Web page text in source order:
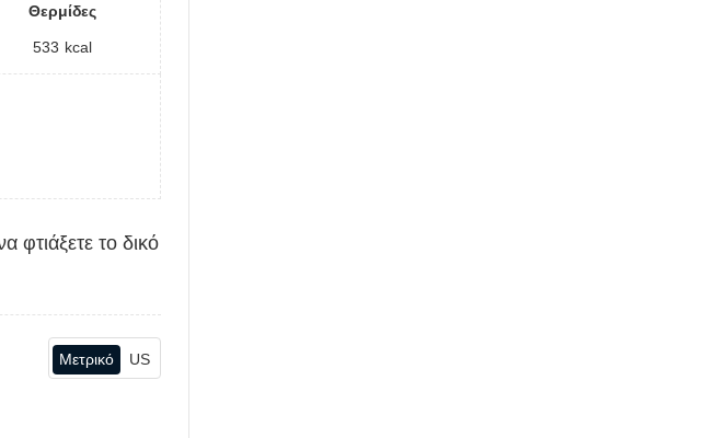
Θερμίδες
533 kcal
φτιάξετε το δικό
Μετρικό US